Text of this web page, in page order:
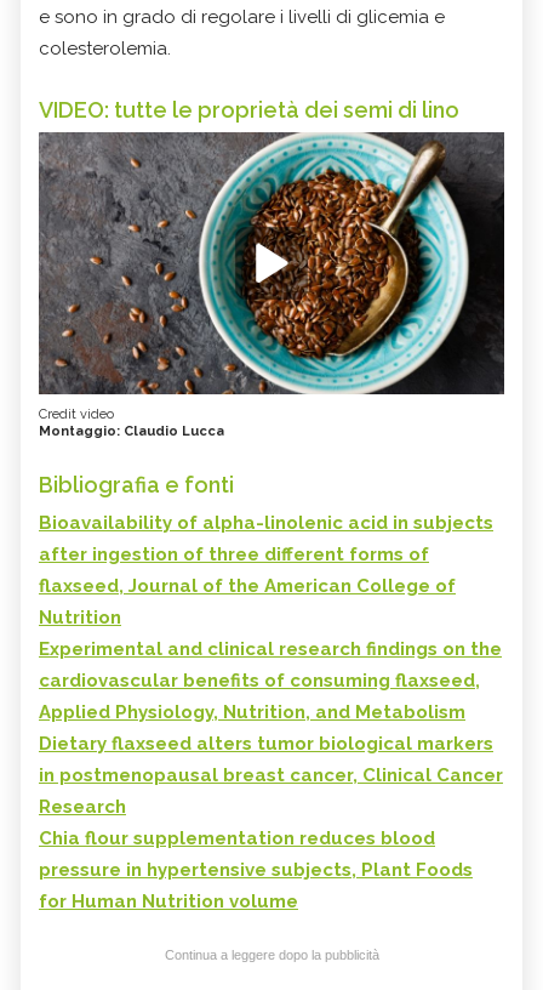
e sono in grado di regolare i livelli di glicemia e
colesterolemia.
VIDEO: tutte le proprietà dei semi di lino
Credit video
Montaggio: Claudio Lucca
Bibliografia e fonti
Bioavailability of alpha-linolenic acid in subjects
after ingestion of three different forms of
flaxseed, Journal of the American College of
Nutrition
Experimental and clinical research findings on the
cardiovascular benefits of consuming flaxseed,
Applied Physiology, Nutrition, and Metabolism
Dietary flaxseed alters tumor biological markers
in postmenopausal breast cancer, Clinical Cancer
Research
Chia flour supplementation reduces blood
pressure in hypertensive subjects, Plant Foods
for Human Nutrition volume
Continua a leggere dopo la pubblicità